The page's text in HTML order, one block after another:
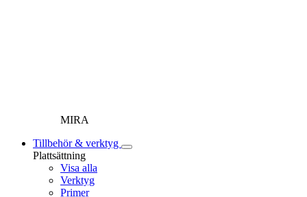
MIRA
Tillbehör & verktyg
Plattsättning
Visa alla
Verktyg
Primer